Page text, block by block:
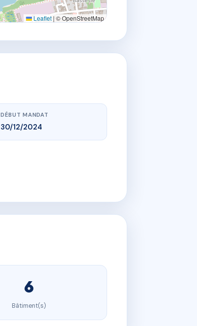
Leaflet | © OpenStreetMap
DÉBUT MANDAT
30/12/2024
6
Bâtiment(s)